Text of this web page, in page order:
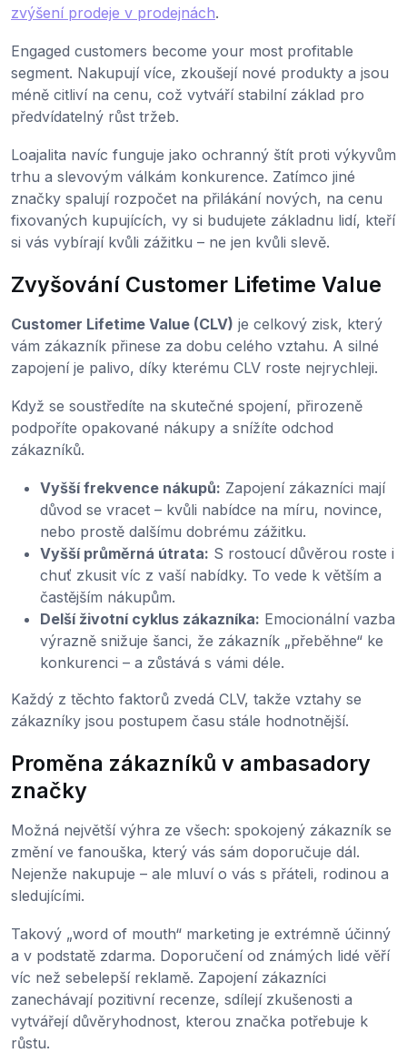
zvýšení prodeje v prodejnách.
Engaged customers become your most profitable
segment. Nakupují více, zkoušejí nové produkty a jsou
méně citliví na cenu, což vytváří stabilní základ pro
předvídatelný růst tržeb.
Loajalita navíc funguje jako ochranný štít proti výkyvům
trhu a slevovým válkám konkurence. Zatímco jiné
značky spalují rozpočet na přilákání nových, na cenu
fixovaných kupujících, vy si budujete základnu lidí, kteří
si vás vybírají kvůli zážitku – ne jen kvůli slevě.
Zvyšování Customer Lifetime Value
Customer Lifetime Value (CLV) je celkový zisk, který
vám zákazník přinese za dobu celého vztahu. A silné
zapojení je palivo, díky kterému CLV roste nejrychleji.
Když se soustředíte na skutečné spojení, přirozeně
podpoříte opakované nákupy a snížíte odchod
zákazníků.
Vyšší frekvence nákupů: Zapojení zákazníci mají
důvod se vracet – kvůli nabídce na míru, novince,
nebo prostě dalšímu dobrému zážitku.
Vyšší průměrná útrata: S rostoucí důvěrou roste i
chuť zkusit víc z vaší nabídky. To vede k větším a
častějším nákupům.
Delší životní cyklus zákazníka: Emocionální vazba
výrazně snižuje šanci, že zákazník „přeběhne“ ke
konkurenci – a zůstává s vámi déle.
Každý z těchto faktorů zvedá CLV, takže vztahy se
zákazníky jsou postupem času stále hodnotnější.
Proměna zákazníků v ambasadory
značky
Možná největší výhra ze všech: spokojený zákazník se
změní ve fanouška, který vás sám doporučuje dál.
Nejenže nakupuje – ale mluví o vás s přáteli, rodinou a
sledujícími.
Takový „word of mouth“ marketing je extrémně účinný
a v podstatě zdarma. Doporučení od známých lidé věří
víc než sebelepší reklamě. Zapojení zákazníci
zanechávají pozitivní recenze, sdílejí zkušenosti a
vytvářejí důvěryhodnost, kterou značka potřebuje k
růstu.